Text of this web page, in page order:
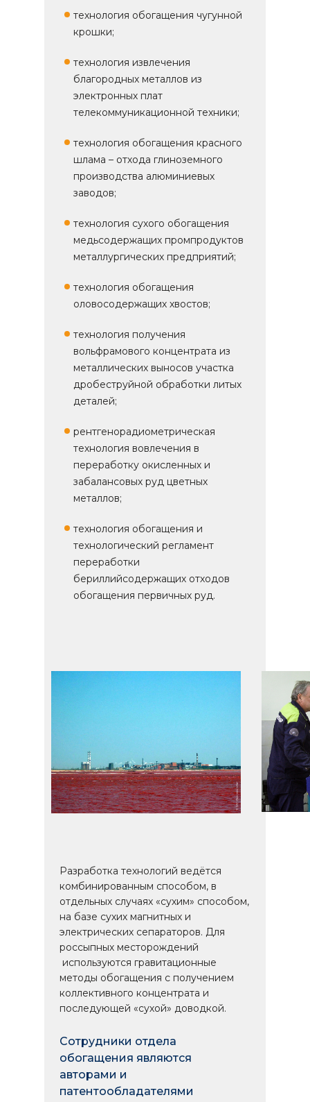
технология обогащения чугунной
крошки;
технология извлечения
благородных металлов из
электронных плат
телекоммуникационной техники;
технология обогащения красного
шлама – отхода глиноземного
производства алюминиевых
заводов;
технология сухого обогащения
медьсодержащих промпродуктов
металлургических предприятий;
технология обогащения
оловосодержащих хвостов;
технология получения
вольфрамового концентрата из
металлических выносов участка
дробеструйной обработки литых
деталей;
рентгенорадиометрическая
технология вовлечения в
переработку окисленных и
забалансовых руд цветных
металлов;
технология обогащения и
технологический регламент
переработки
бериллийсодержащих отходов
обогащения первичных руд.
Разработка технологий ведётся
комбинированным способом, в
отдельных случаях «сухим» способом,
на базе сухих магнитных и
электрических сепараторов. Для
россыпных месторождений
используются гравитационные
методы обогащения с получением
коллективного концентрата и
последующей «сухой» доводкой.
Сотрудники отдела
обогащения являются
авторами и
патентообладателями